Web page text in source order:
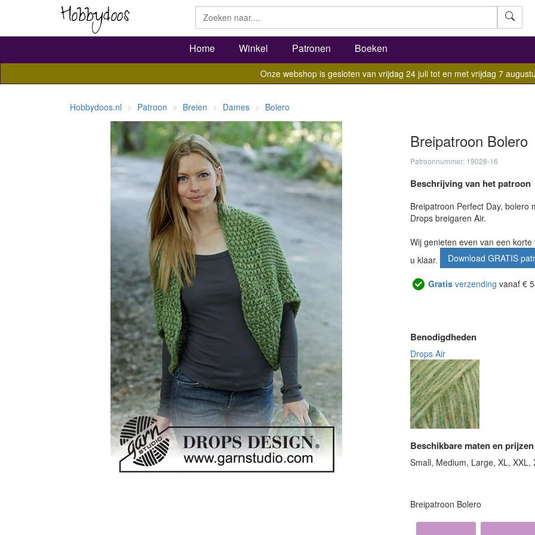
Home Winkel Patronen Boeken
Onze webshop is gesloten van vrijdag 24 juli tot en met vrijdag 7
Hobbydoos.nl Patroon Breien Dames Bolero
Breipatroon Bolero
Patroonnummer: 19028-16
Beschrijving van het patroon
Breipatroon Perfect Day, bolero
Drops breigaren Air.
Wij genieten even van een
u klaar.
Download GRATIS
Gratis verzending vanaf €
Benodigdheden
Drops Air
Beschikbare maten en prijzen
Small, Medium, Large, XL, XXL,
Breipatroon Bolero